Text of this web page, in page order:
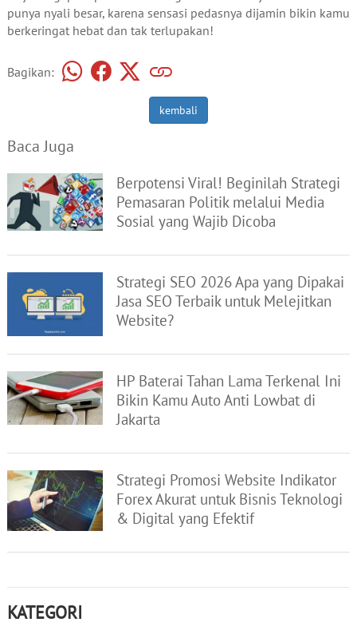
punya nyali besar, karena sensasi pedasnya dijamin bikin kamu
berkeringat hebat dan tak terlupakan!
Bagikan:
kembali
Baca Juga
Berpotensi Viral! Beginilah Strategi
Pemasaran Politik melalui Media
Sosial yang Wajib Dicoba
Strategi SEO 2026 Apa yang Dipakai
Jasa SEO Terbaik untuk Melejitkan
Website?
HP Baterai Tahan Lama Terkenal Ini
Bikin Kamu Auto Anti Lowbat di
Jakarta
Strategi Promosi Website Indikator
Forex Akurat untuk Bisnis Teknologi
& Digital yang Efektif
KATEGORI